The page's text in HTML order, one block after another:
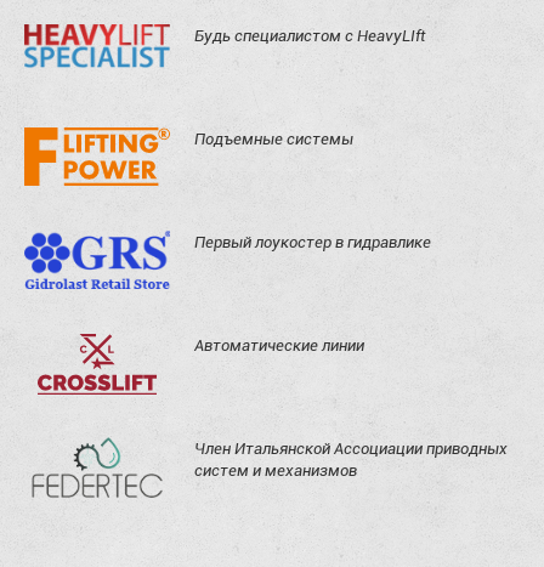
Будь специалистом с HeavyLIft
Подъемные системы
Первый лоукостер в гидравлике
Автоматические линии
Член Итальянской Ассоциации приводных
систем и механизмов